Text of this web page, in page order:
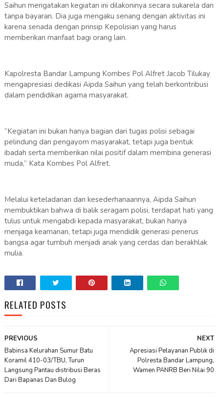
Saihun mengatakan kegiatan ini dilakoninya secara sukarela dan
tanpa bayaran. Dia juga mengaku senang dengan aktivitas ini
karena senada dengan prinsip Kepolisian yang harus
memberikan manfaat bagi orang lain.
Kapolresta Bandar Lampung Kombes Pol Alfret Jacob Tilukay
mengapresiasi dedikasi Aipda Saihun yang telah berkontribusi
dalam pendidikan agama masyarakat.
“Kegiatan ini bukan hanya bagian dari tugas polisi sebagai
pelindung dan pengayom masyarakat, tetapi juga bentuk
ibadah serta memberikan nilai positif dalam membina generasi
muda,” Kata Kombes Pol Alfret.
Melalui keteladanan dan kesederhanaannya, Aipda Saihun
membuktikan bahwa di balik seragam polisi, terdapat hati yang
tulus untuk mengabdi kepada masyarakat, bukan hanya
menjaga keamanan, tetapi juga mendidik generasi penerus
bangsa agar tumbuh menjadi anak yang cerdas dan berakhlak
mulia.
RELATED POSTS
NEXT
Apresiasi Pelayanan Publik di
Polresta Bandar Lampung,
Wamen PANRB Beri Nilai 90
PREVIOUS
Babinsa Kelurahan Sumur Batu
Koramil 410-03/TBU, Turun
Langsung Pantau distribusi Beras
Dari Bapanas Dan Bulog